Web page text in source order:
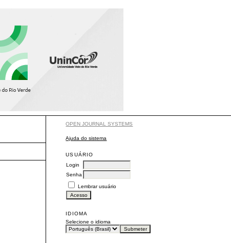
OPEN JOURNAL SYSTEMS
Ajuda do sistema
USUÁRIO
Login
Senha
Lembrar usuário
IDIOMA
Selecione o idioma